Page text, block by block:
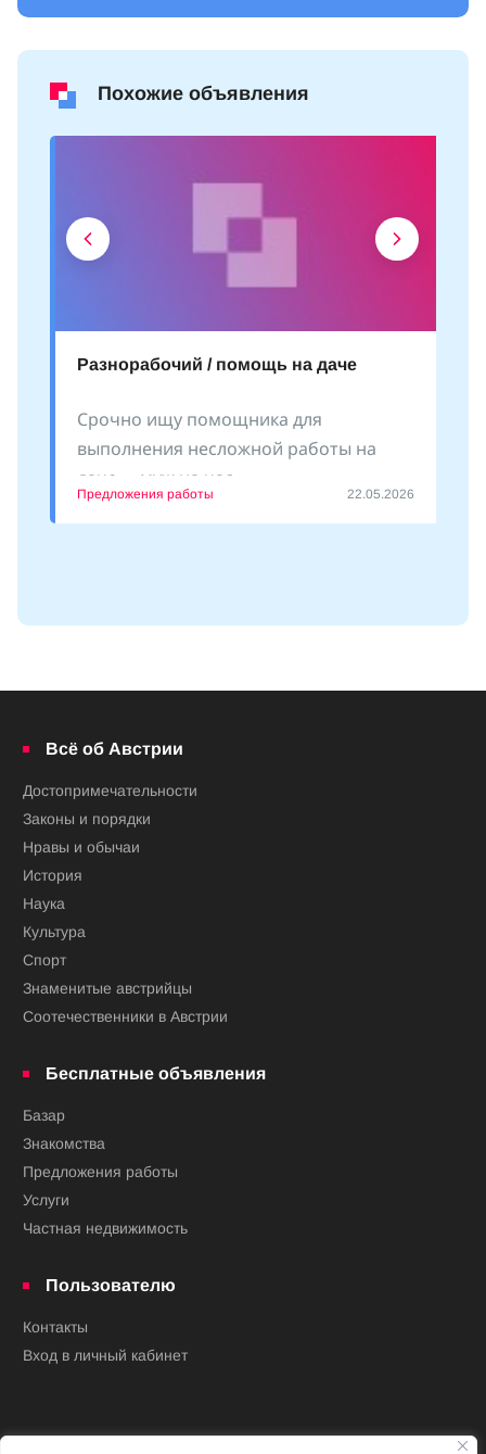
Похожие объявления
Разнорабочий / помощь на даче
Срочно ищу помощника для
выполнения несложной работы на
даче - «муж на час»
Предложения работы 22.05.2026
Всё об Австрии
Достопримечательности
Законы и порядки
Нравы и обычаи
История
Наука
Культура
Спорт
Знаменитые австрийцы
Соотечественники в Австрии
Бесплатные объявления
Базар
Знакомства
Предложения работы
Услуги
Частная недвижимость
Пользователю
Контакты
Вход в личный кабинет